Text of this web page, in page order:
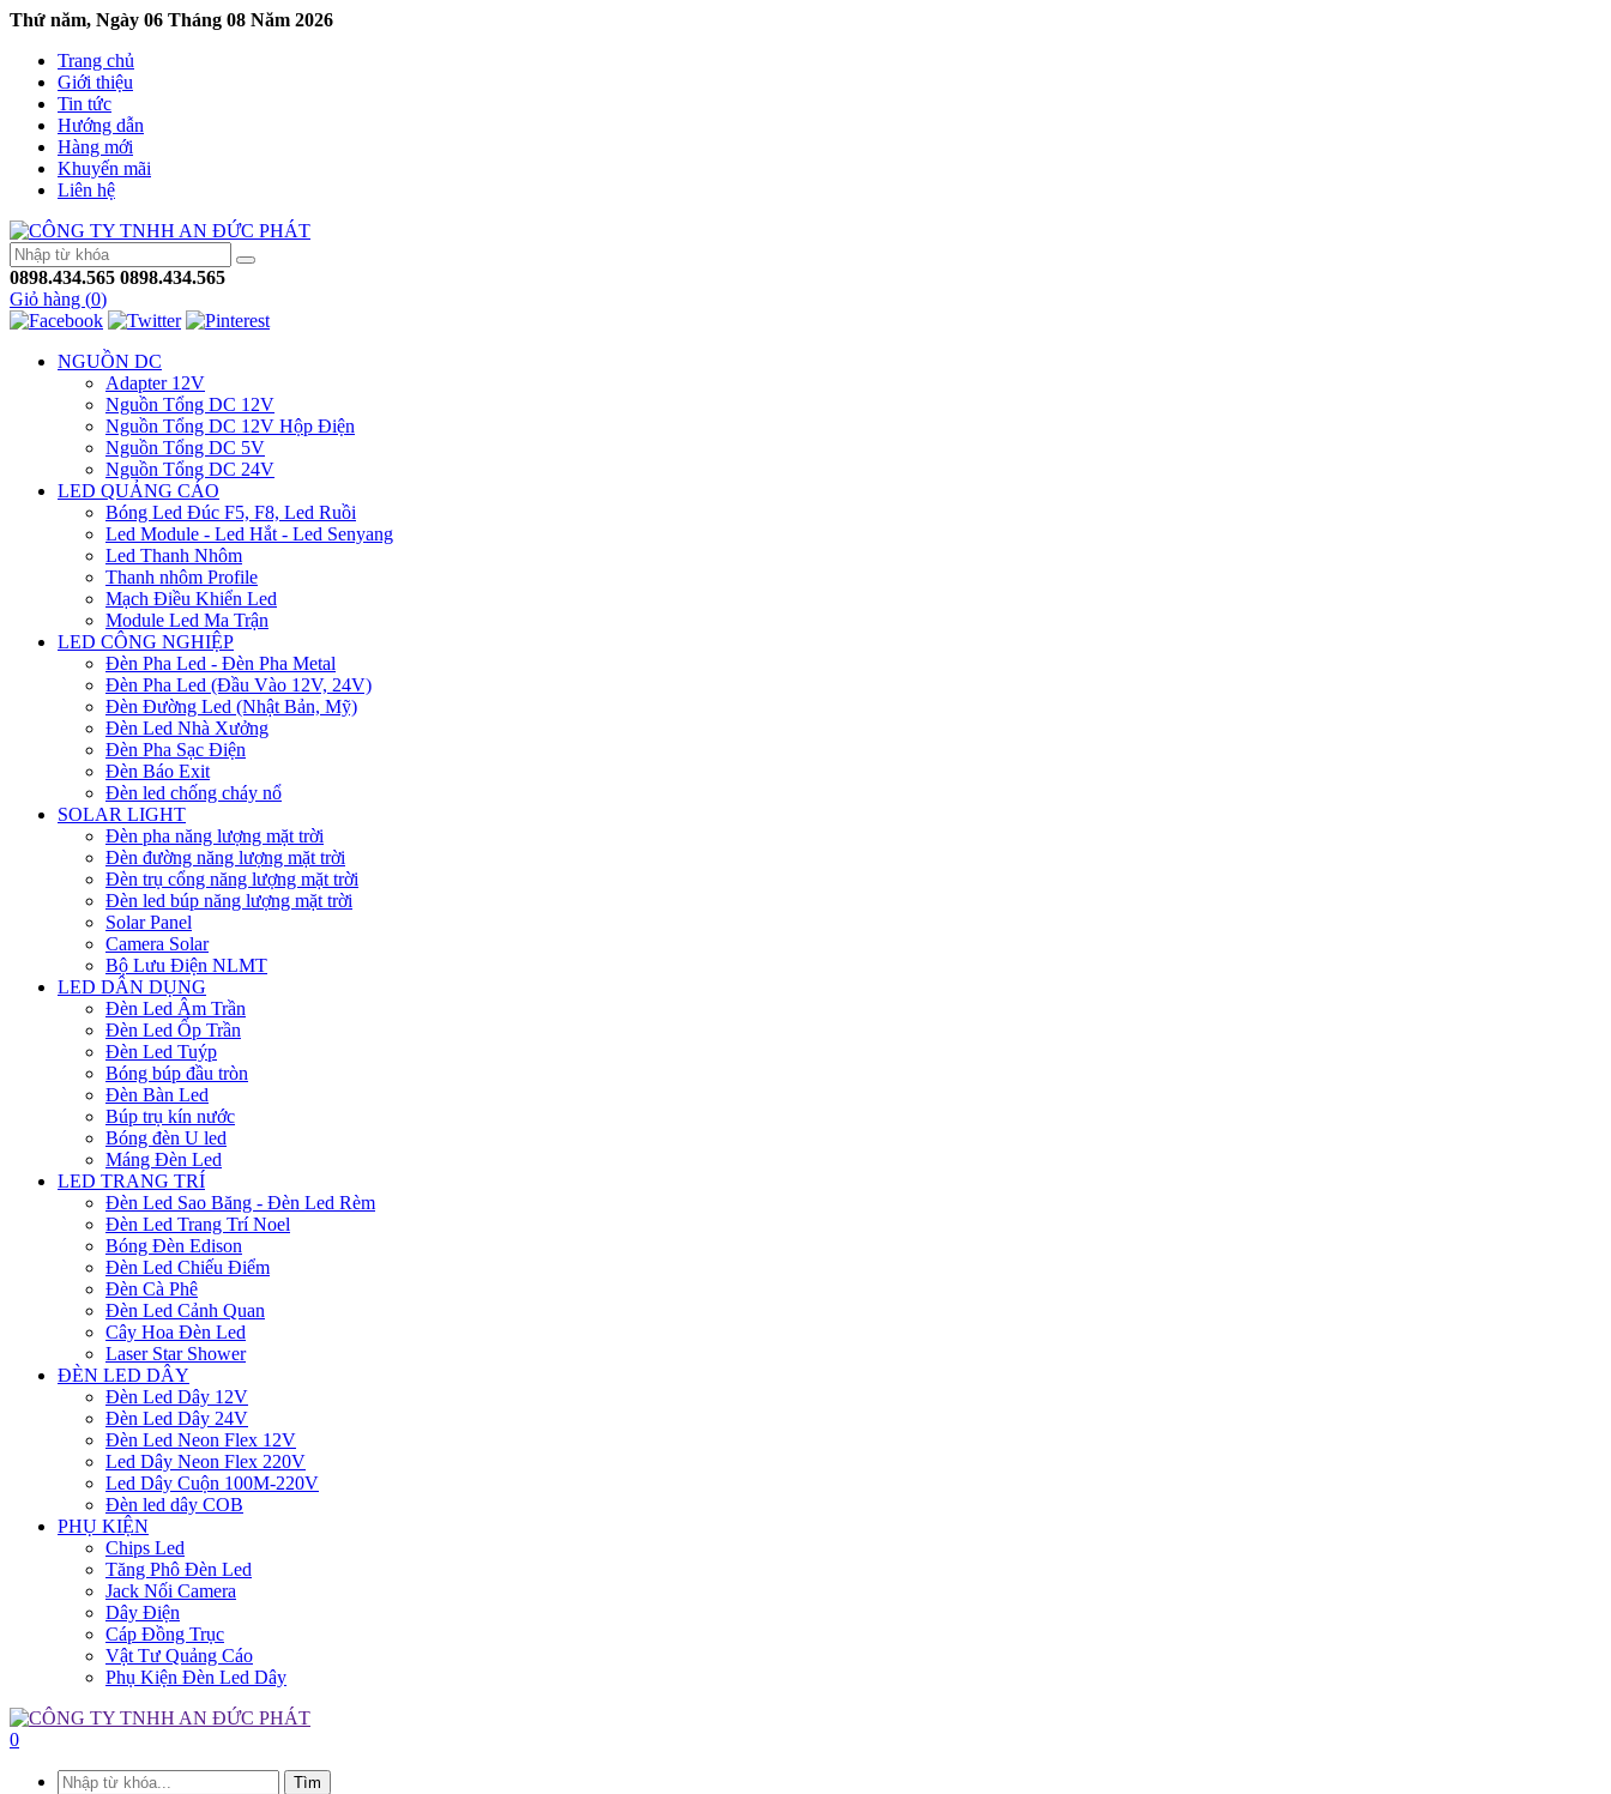
Thứ năm, Ngày 06 Tháng 08 Năm 2026
Trang chủ
Giới thiệu
Tin tức
Hướng dẫn
Hàng mới
Khuyến mãi
Liên hệ
0898.434.565 0898.434.565
Giỏ hàng (0)
NGUỒN DC
Adapter 12V
Nguồn Tổng DC 12V
Nguồn Tổng DC 12V Hộp Điện
Nguồn Tổng DC 5V
Nguồn Tổng DC 24V
LED QUẢNG CÁO
Bóng Led Đúc F5, F8, Led Ruồi
Led Module - Led Hắt - Led Senyang
Led Thanh Nhôm
Thanh nhôm Profile
Mạch Điều Khiển Led
Module Led Ma Trận
LED CÔNG NGHIỆP
Đèn Pha Led - Đèn Pha Metal
Đèn Pha Led (Đầu Vào 12V, 24V)
Đèn Đường Led (Nhật Bản, Mỹ)
Đèn Led Nhà Xưởng
Đèn Pha Sạc Điện
Đèn Báo Exit
Đèn led chống cháy nổ
SOLAR LIGHT
Đèn pha năng lượng mặt trời
Đèn đường năng lượng mặt trời
Đèn trụ cổng năng lượng mặt trời
Đèn led búp năng lượng mặt trời
Solar Panel
Camera Solar
Bộ Lưu Điện NLMT
LED DÂN DỤNG
Đèn Led Âm Trần
Đèn Led Ốp Trần
Đèn Led Tuýp
Bóng búp đầu tròn
Đèn Bàn Led
Búp trụ kín nước
Bóng đèn U led
Máng Đèn Led
LED TRANG TRÍ
Đèn Led Sao Băng - Đèn Led Rèm
Đèn Led Trang Trí Noel
Bóng Đèn Edison
Đèn Led Chiếu Điểm
Đèn Cà Phê
Đèn Led Cảnh Quan
Cây Hoa Đèn Led
Laser Star Shower
ĐÈN LED DÂY
Đèn Led Dây 12V
Đèn Led Dây 24V
Đèn Led Neon Flex 12V
Led Dây Neon Flex 220V
Led Dây Cuộn 100M-220V
Đèn led dây COB
PHỤ KIỆN
Chips Led
Tăng Phô Đèn Led
Jack Nối Camera
Dây Điện
Cáp Đồng Trục
Vật Tư Quảng Cáo
Phụ Kiện Đèn Led Dây
0
Tìm